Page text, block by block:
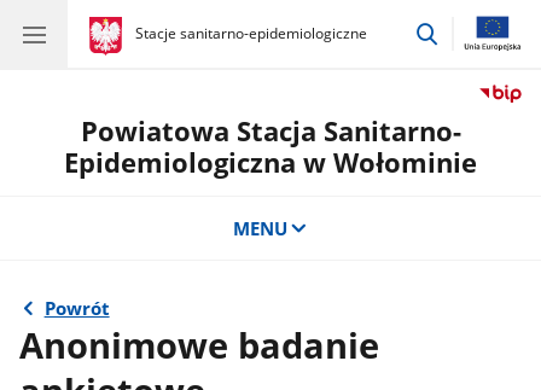
gov.pl
Stacje sanitarno-epidemiologiczne
gov.pl
Stacje
przejdź
Powiatowa Stacja Sanitarno-
Epidemiologiczna w Wołominie
MENU
Powrót
Anonimowe badanie